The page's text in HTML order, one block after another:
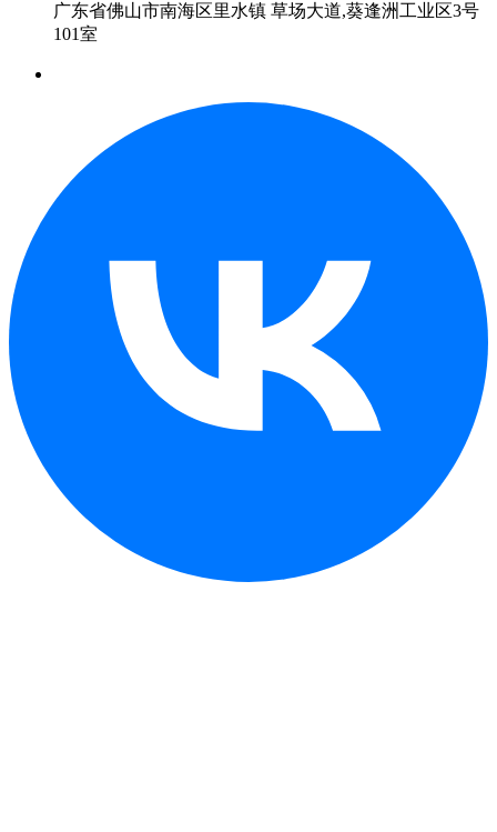
广东省佛山市南海区里水镇 草场大道,葵逢洲工业区3号
101室